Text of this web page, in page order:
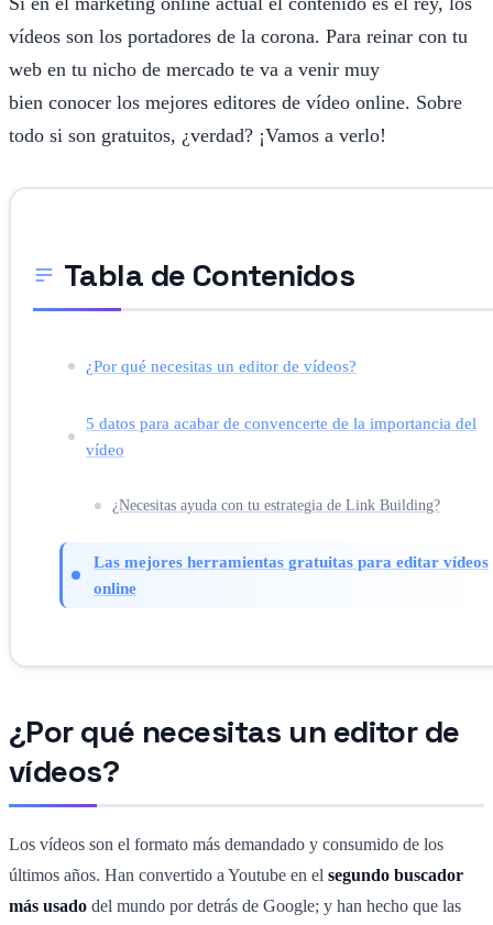
vídeos son los portadores de la corona. Para reinar con tu
web en tu nicho de mercado te va a venir muy
bien conocer los mejores editores de vídeo online. Sobre
todo si son gratuitos, ¿verdad? ¡Vamos a verlo!
Tabla de Contenidos
¿Por qué necesitas un editor de vídeos?
5 datos para acabar de convencerte de la importancia del
vídeo
¿Necesitas ayuda con tu estrategia de Link Building?
Las mejores herramientas gratuitas para editar vídeos
online
¿Por qué necesitas un editor de
vídeos?
Los vídeos son el formato más demandado y consumido de los
últimos años. Han convertido a Youtube en el segundo buscador
más usado del mundo por detrás de Google; y han hecho que las